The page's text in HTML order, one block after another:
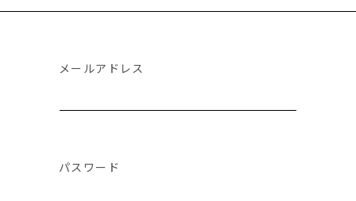
メールアドレス
パスワード